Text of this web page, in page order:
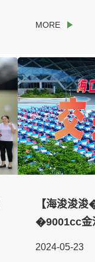
【海浚浚
�9001cc金
2024-05-23